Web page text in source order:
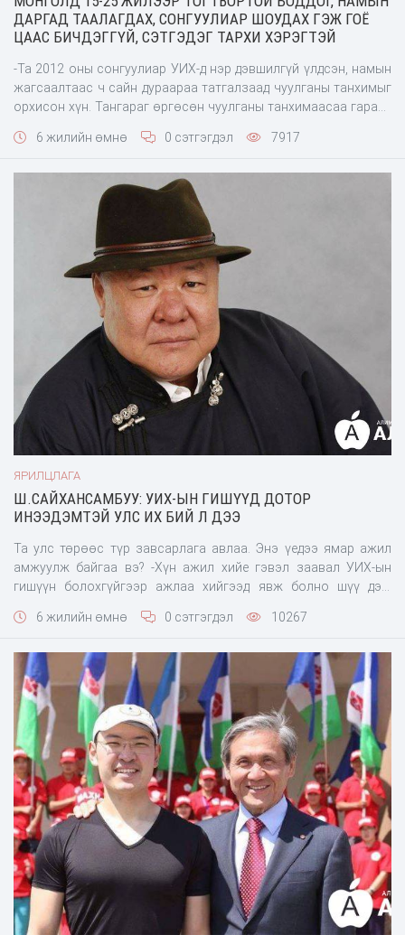
ДАРГАД ТААЛАГДАХ, СОНГУУЛИАР ШОУДАХ ГЭЖ ГОЁ
ЦААС БИЧДЭГГҮЙ, СЭТГЭДЭГ ТАРХИ ХЭРЭГТЭЙ
-Та 2012 оны сонгуулиар УИХ-д нэр дэвшилгүй үлдсэн, намын
жагсаалтаас ч сайн дураараа татгалзаад чуулганы танхимыг
орхисон хүн. Тангараг өргөсөн чуулганы танхимаасаа гараад
явна. Улс төрд зургаан жил явлаа. 2008 оны сонгуулиас
6 жилийн өмнө 0 сэтгэгдэл 7917
ЯРИЛЦЛАГА
Ш.САЙХАНСАМБУУ: УИХ-ЫН ГИШҮҮД ДОТОР
ИНЭЭДЭМТЭЙ УЛС ИХ БИЙ Л ДЭЭ
Та улс төрөөс түр завсарлага авлаа. Энэ үедээ ямар ажил
амжуулж байгаа вэ? -Хүн ажил хийе гэвэл заавал УИХ-ын
гишүүн болохгүйгээр ажлаа хийгээд явж болно шүү дээ.
Хувийнхаа бизнесийг хийгээд явсан нь дээр. 1996-2000 онд АН
6 жилийн өмнө 0 сэтгэгдэл 10267